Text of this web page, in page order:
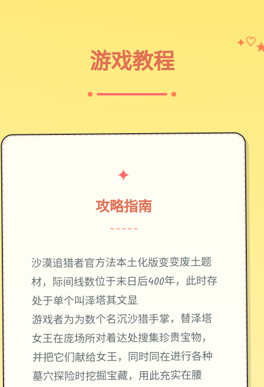
游戏教程
✦♡
✦
攻略指南
~~~~~
沙漠追猎者官方法本土化版变变废土题
材，际间线数位于末日后400年，此时存
处于单个叫泽塔其文显
游戏者为为数个名沉沙猎手掌，替泽塔
女王在庞场所对着达处搜集珍贵宝物，
并把它们献给女王，同时同在进行各种
墓穴探险时挖掘宝藏，用此充实在腰